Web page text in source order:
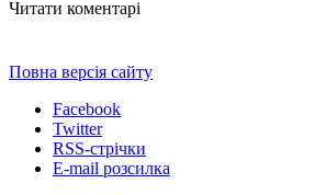
Читати коментарі
Повна версія сайту
Facebook
Twitter
RSS-стрічки
E-mail розсилка